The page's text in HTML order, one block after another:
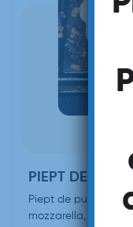
PIEPT DE PUI
Piept de pui
mozzarella,